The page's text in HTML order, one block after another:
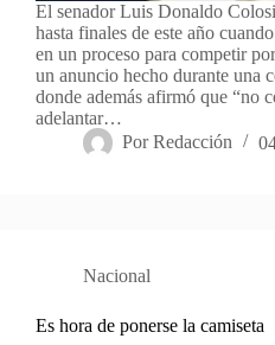
El senador Luis Donaldo
hasta finales de este año
en un proceso para competir
un anuncio hecho durante una
donde además afirmó que “no
adelantar…
Por Redacción
Nacional
Es hora de ponerse la camiseta